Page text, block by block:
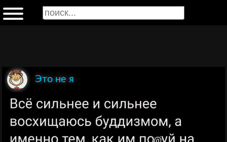
Это не я